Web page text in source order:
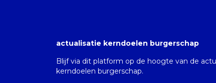
actualisatie kerndoelen burgerschap
Blijf via dit platform op de hoogte van de
kerndoelen burgerschap.